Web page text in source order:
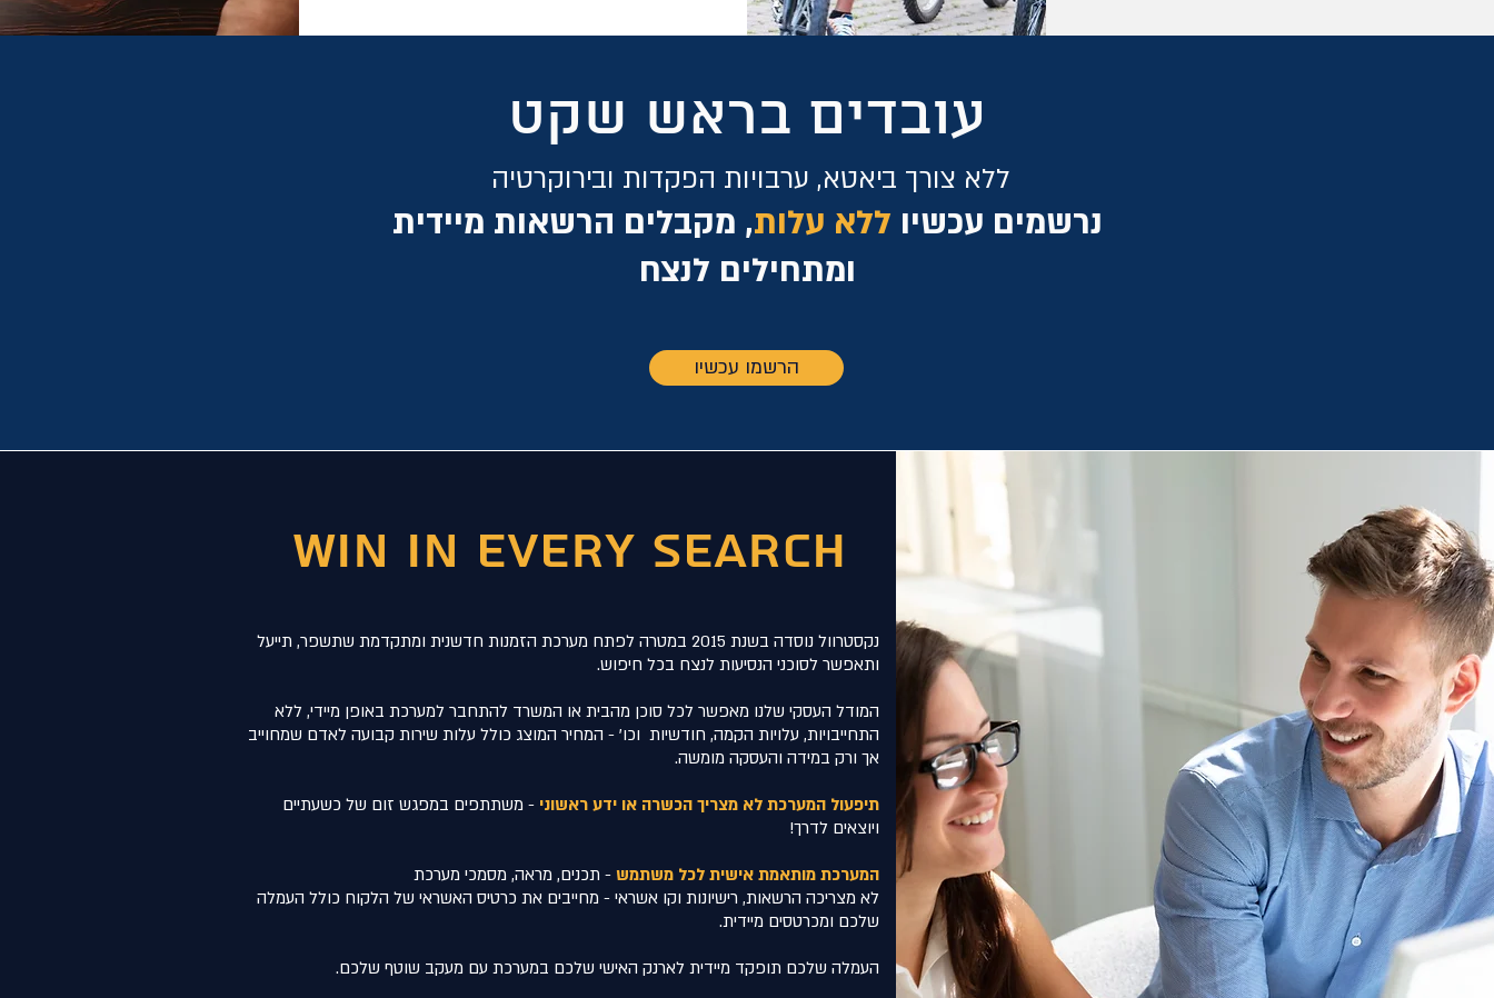
עובדים בראש שקט
ללא צורך ביאטא, ערבויות הפקדות ובירוקרטיה
נרשמים עכשיו ללא עלות, מקבלים הרשאות מיידית
ומתחילים לנצח
הרשמו עכשיו
Win in Every search
נקסטרוול נוסדה בשנת 2015 במטרה לפתח מערכת הזמנות חדשנית ומתקדמת שתשפר, תייעל
ותאפשר לסוכני הנסיעות לנצח בכל חיפוש.
המודל העסקי שלנו מאפשר לכל סוכן מהבית או המשרד להתחבר למערכת באופן מיידי, ללא
התחייבויות, עלויות הקמה, חודשיות וכו' - המחיר המוצג כולל עלות שירות קבועה לאדם שמחוייב
אך ורק במידה והעסקה מומשה.
תיפעול המערכת לא מצריך הכשרה או ידע ראשוני - משתתפים במפגש זום של כשעתיים
ויוצאים לדרך!
המערכת מותאמת אישית לכל משתמש - תכנים, מראה, מסמכי מערכת
לא מצריכה הרשאות, רישיונות וקו אשראי - מחייבים את כרטיס האשראי של הלקוח כולל העמלה
שלכם ומכרטסים מיידית.
העמלה שלכם תופקד מיידית לארנק האישי שלכם במערכת עם מעקב שוטף שלכם.